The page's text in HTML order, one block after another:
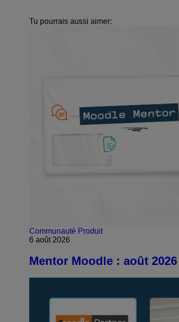
Tu pourrais aussi aimer:
Communauté Produit
6 août 2026
Mentor Moodle : août 2026